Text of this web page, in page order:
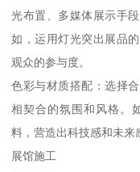
光布置、多媒体展示手
如，运用灯光突出展品
观众的参与度。
色彩与材质搭配：选择
相契合的氛围和风格。
料，营造出科技感和未来
展馆施工